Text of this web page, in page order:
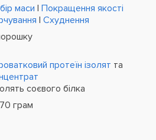
маси | Покращення якості
| Схуднення
протеїн ізолят та
соєвого білка
грам